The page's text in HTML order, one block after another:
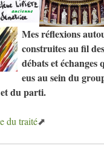
Mes réflexions
construites au fil
débats et échanges
eus au sein du
et du parti.
du traité